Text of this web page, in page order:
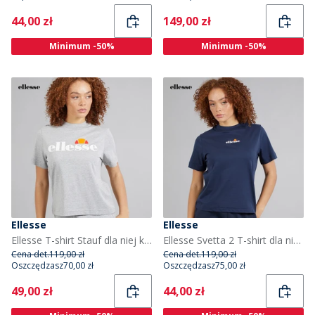
Current
44,00 zł
Minimum -50%
Current
149,00 zł
Minimum -50%
Ellesse
Ellesse T-shirt Stauf dla niej kolor Light Grey Marl
Cena det.119,00 zł
Oszczędzasz70,00 zł
Current
49,00 zł
Ellesse
Ellesse Svetta 2 T-shirt dla niej kolor Navy
Cena det.119,00 zł
Oszczędzasz75,00 zł
Current
44,00 zł